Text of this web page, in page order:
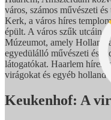
város, számos művészeti
Kerk, a város híres
épült. A város szűk utcáin
Múzeumot, amely
egyedülálló művészeti és
látogatókat. Haarlem híres
virágokat és egyéb holland
Keukenhof: A